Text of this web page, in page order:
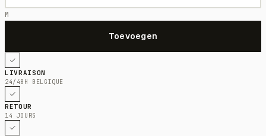
M
LIVRAISON
24/48H BELGIQUE
RETOUR
14 JOURS